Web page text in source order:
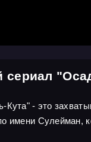
сериал
- это
имени Сулейман,